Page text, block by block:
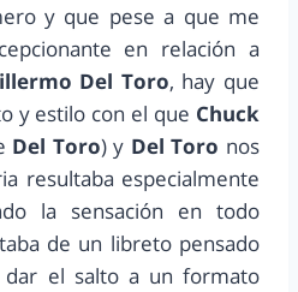
y que pese a que me
en relación a
Del Toro, hay que
y estilo con el que Chuck
Del Toro) y Del Toro nos
resultaba especialmente
la sensación en todo
de un libreto pensado
el salto a un formato